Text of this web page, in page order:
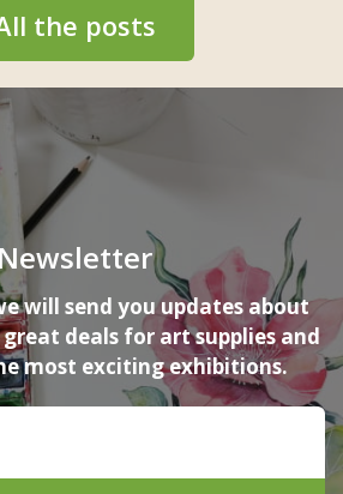
the posts
Newsletter
will send you updates about
deals for art supplies and
most exciting exhibitions.